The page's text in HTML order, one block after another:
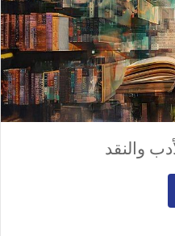
والنقد